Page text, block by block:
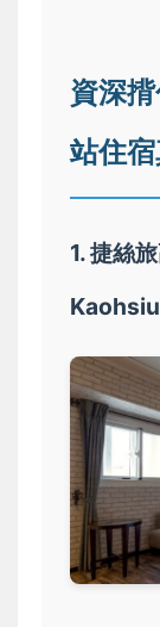
資深
站住
1. 捷絲